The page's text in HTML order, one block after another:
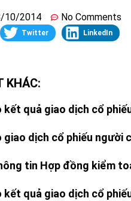
10/2014 No Comments
Twitter LinkedIn
KHÁC:
kết quả giao dịch cổ
giao dịch cổ phiếu người
tin Hợp đồng kiểm
kết quả giao dịch cổ